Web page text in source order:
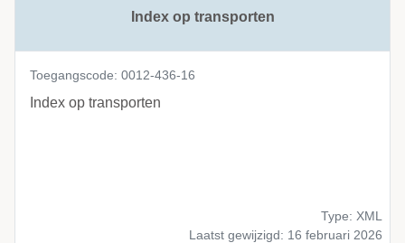
Index op transporten
Toegangscode: 0012-436-16
Index op transporten
Type: XML
Laatst gewijzigd: 16 februari 2026